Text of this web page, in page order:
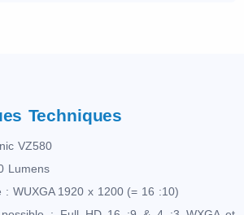
Techniques
VZ580
Lumens
: WUXGA 1920 x 1200 (= 16 :10)